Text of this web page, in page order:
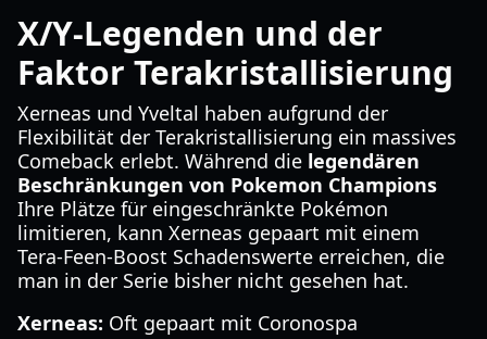
X/Y-Legenden und der
Faktor Terakristallisierung
Xerneas und Yveltal haben aufgrund der
Flexibilität der Terakristallisierung ein massives
Comeback erlebt. Während die legendären
Beschränkungen von Pokemon Champions
Ihre Plätze für eingeschränkte Pokémon
limitieren, kann Xerneas gepaart mit einem
Tera-Feen-Boost Schadenswerte erreichen, die
man in der Serie bisher nicht gesehen hat.
Xerneas: Oft gepaart mit Coronospa